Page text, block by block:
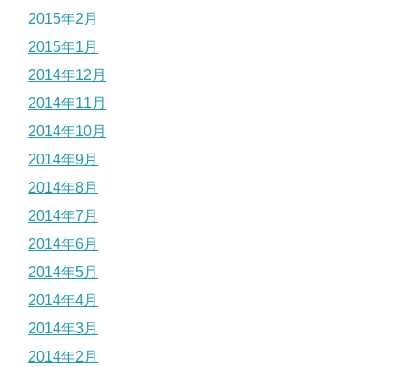
2015年2月
2015年1月
2014年12月
2014年11月
2014年10月
2014年9月
2014年8月
2014年7月
2014年6月
2014年5月
2014年4月
2014年3月
2014年2月